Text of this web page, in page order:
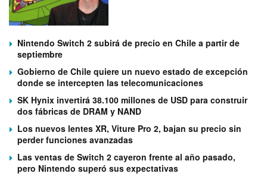
Nintendo Switch 2 subirá de precio en Chile a partir de
septiembre
Gobierno de Chile quiere un nuevo estado de excepción
donde se intercepten las telecomunicaciones
SK Hynix invertirá 38.100 millones de USD para construir
dos fábricas de DRAM y NAND
Los nuevos lentes XR, Viture Pro 2, bajan su precio sin
perder funciones avanzadas
Las ventas de Switch 2 cayeron frente al año pasado,
pero Nintendo superó sus expectativas